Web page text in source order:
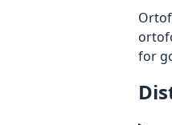
for